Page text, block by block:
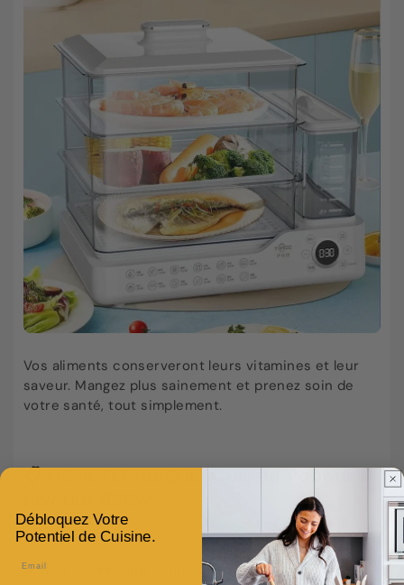
Vos aliments conserveront leurs vitamines et leur
saveur. Mangez plus sainement et prenez soin de
votre santé, tout simplement.
📋 FICHE TECHNIQUE : Cuiseur vapeur 3
✅Nom Du Produit : cuiseur vapeur 3 niveaux 800w.
Débloquez Votre
Potentiel de Cuisine.